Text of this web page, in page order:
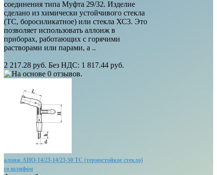
соединения типа Муфта 29/32. Изделие
сделано из химически устойчивого стекла
(ТС, боросиликатное) или стекла ХС3. Это
позволяет использовать аллонж в
приборах, работающих с горячими
растворами или парами, а ..
2 217.28 руб. Без НДС: 1 817.44 руб.
алонж АИО-14/23-14/23-50 ТС (термостойкое стекло)
со шлифом